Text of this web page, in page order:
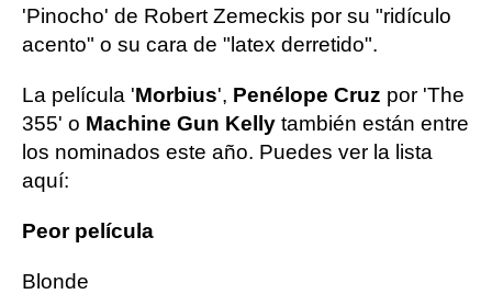
'Pinocho' de Robert Zemeckis por su "ridículo
acento" o su cara de "latex derretido".
La película 'Morbius', Penélope Cruz por 'The
355' o Machine Gun Kelly también están entre
los nominados este año. Puedes ver la lista
aquí:
Peor película
Blonde